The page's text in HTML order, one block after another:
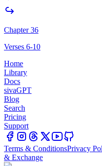
Chapter 36
Verses 6-10
Home
Library
Docs
sivaGPT
Blog
Search
Pricing
Support
Terms & ConditionsPrivacy
& Exchange